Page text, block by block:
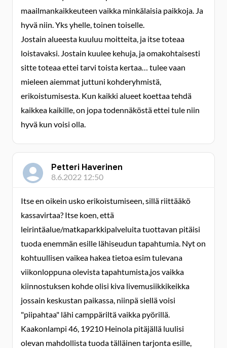
maailmankaikkeuteen vaikka minkälaisia paikkoja. Ja
hyvä niin. Yks yhelle, toinen toiselle.
Jostain alueesta kuuluu moitteita, ja itse toteaa
loistavaksi. Jostain kuulee kehuja, ja omakohtaisesti
sitte toteaa ettei tarvi toista kertaa… tulee vaan
mieleen aiemmat juttuni kohderyhmistä,
erikoistumisesta. Kun kaikki alueet koettaa tehdä
kaikkea kaikille, on jopa todennäköstä ettei tule niin
hyvä kun voisi olla.
Petteri Haverinen
8.6.2022 12:50
Itse en oikein usko erikoistumiseen, sillä riittääkö
kassavirtaa? Itse koen, että
leirintäalue/matkaparkkipalveluita tuottavan pitäisi
tuoda enemmän esille lähiseudun tapahtumia. Nyt on
kohtuullisen vaikea hakea tietoa esim tulevana
viikonloppuna olevista tapahtumista,jos vaikka
kiinnostuksen kohde olisi kiva livemusiikkikeikka
jossain keskustan paikassa, niinpä siellä voisi
"piipahtaa" lähi camppäriltä vaikka pyörillä.
Kaakonlampi 46, 19210 Heinola pitäjällä luulisi
olevan mahdollista tuoda tälläinen tarjonta esille,